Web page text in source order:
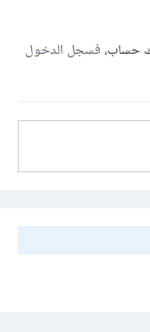
حساب،فسجل الدخول